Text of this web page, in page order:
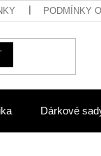
PODMÍNKY
Dárkové